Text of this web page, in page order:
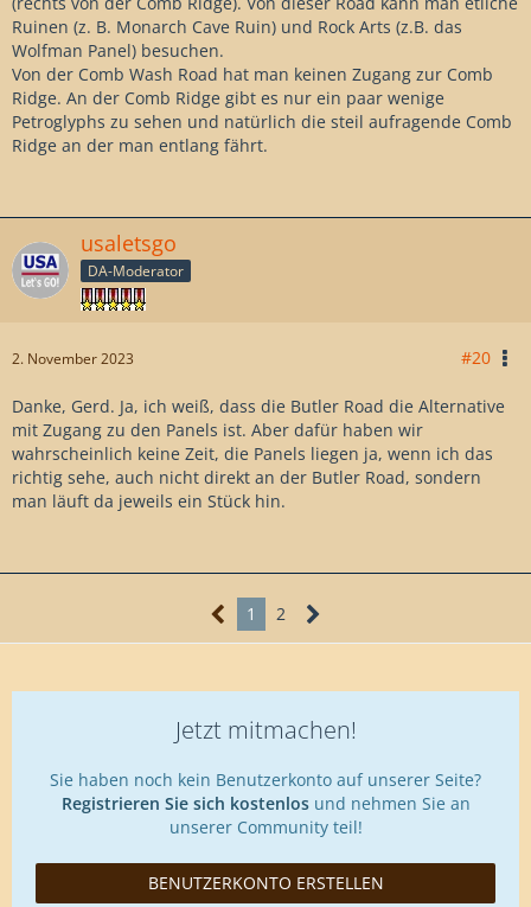
Ruinen (z. B. Monarch Cave Ruin) und Rock Arts (z.B. das
Wolfman Panel) besuchen.
Von der Comb Wash Road hat man keinen Zugang zur Comb
Ridge. An der Comb Ridge gibt es nur ein paar wenige
Petroglyphs zu sehen und natürlich die steil aufragende Comb
Ridge an der man entlang fährt.
usaletsgo
DA-Moderator
2. November 2023 #20
Danke, Gerd. Ja, ich weiß, dass die Butler Road die Alternative
mit Zugang zu den Panels ist. Aber dafür haben wir
wahrscheinlich keine Zeit, die Panels liegen ja, wenn ich das
richtig sehe, auch nicht direkt an der Butler Road, sondern
man läuft da jeweils ein Stück hin.
1 2
Jetzt mitmachen!
Sie haben noch kein Benutzerkonto auf unserer Seite?
Registrieren Sie sich kostenlosund nehmen Sie an
unserer Community teil!
BENUTZERKONTO ERSTELLEN